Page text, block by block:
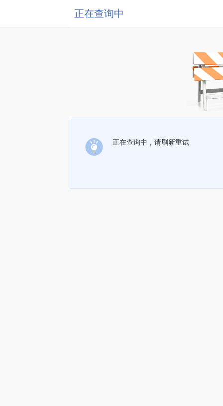
正在查询中
正在查询中，请刷新重试